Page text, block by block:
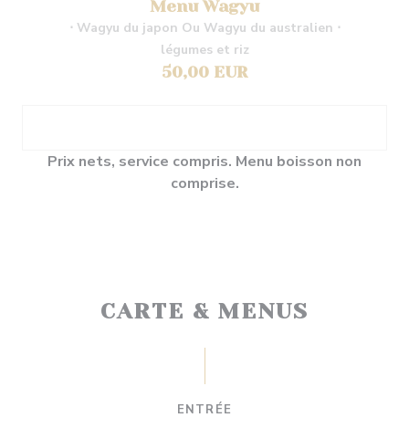
Menu Wagyu
⋅ Wagyu du japon Ou Wagyu du australien ⋅
légumes et riz
50,00 EUR
Prix nets, service compris. Menu boisson non
comprise.
CARTE & MENUS
ENTRÉE